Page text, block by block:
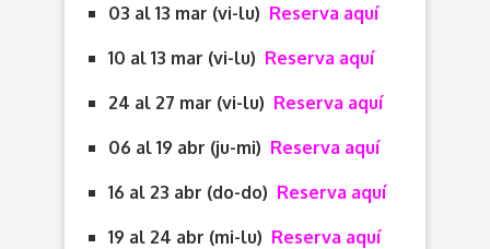
03 al 13 mar (vi-lu) Reserva aquí
10 al 13 mar (vi-lu) Reserva aquí
24 al 27 mar (vi-lu) Reserva aquí
06 al 19 abr (ju-mi) Reserva aquí
16 al 23 abr (do-do) Reserva aquí
19 al 24 abr (mi-lu) Reserva aquí